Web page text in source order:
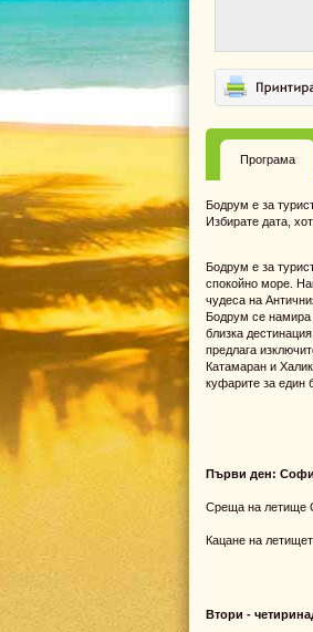
Програма
Бодрум е за
Избирате дата,
Бодрум е за
спокойно море.
чудеса на
Бодрум се намира
близка
предлага
Катамаран и
куфарите за един
Първи ден:
Среща на летище
Кацане на
Втори -